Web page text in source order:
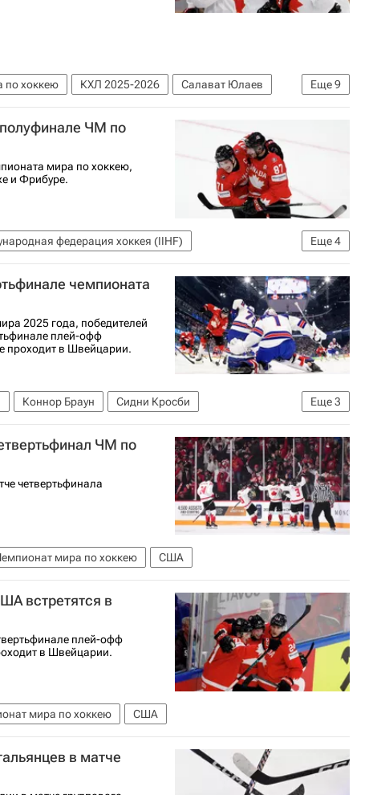
Еще9
по хоккею КХЛ 2025-2026
Салават Юлаев
Роберт Томас
Норвегия
Торесен
Петтер Торесен
ЧМ по
мира по хоккею,
и Фрибуре.
Еще4
федерация хоккея (IIHF)
Норвегия Финляндия
чемпионата
2025 года, победителей
плей-офф
проходит в Швейцарии.
Еще3
Коннор Браун
Сидни Кросби
Чемпионат мира по хоккею США
ЧМ по
четвертьфинала
мира по хоккею США
встретятся в
плей-офф
в Швейцарии.
мира по хоккею США
в матче